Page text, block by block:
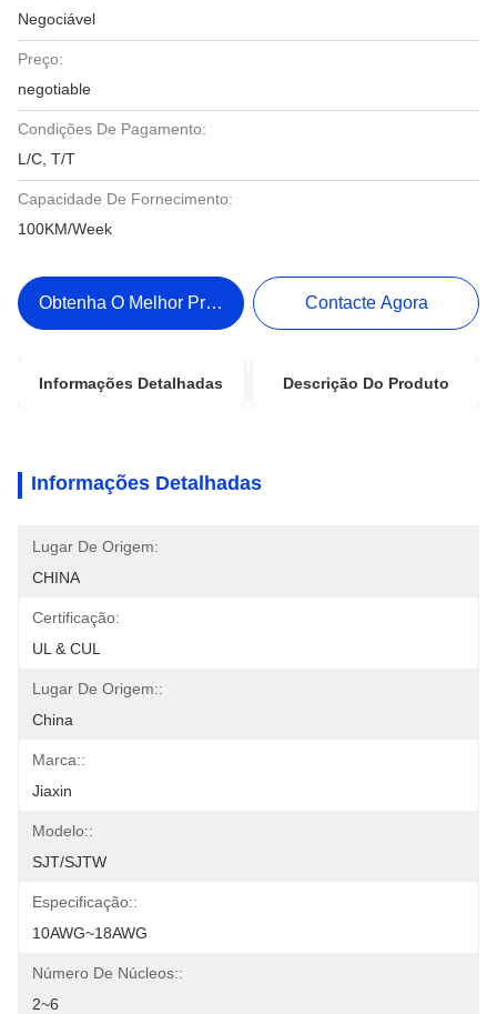
Negociável
Preço:
negotiable
Condições De Pagamento:
L/C, T/T
Capacidade De Fornecimento:
100KM/Week
Obtenha O Melhor Preço Contacte Agora
Informações Detalhadas Descrição Do Produto
Informações Detalhadas
Lugar De Origem:
CHINA
Certificação:
UL & CUL
Lugar De Origem::
China
Marca::
Jiaxin
Modelo::
SJT/SJTW
Especificação::
10AWG~18AWG
Número De Núcleos::
2~6